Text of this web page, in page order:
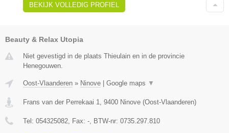
BEKIJK VOLLEDIG PROFIEL
Beauty & Relax Utopia
Niet gevestigd in de plaats Thieulain en in de provincie
Henegouwen.
Oost-Vlaanderen » Ninove | Google maps ▼
Frans van der Perrekaai 1 9400 Ninove (Oost-Vlaanderen)
Tel: 054325082 , Fax: - , BTW-nr: 0735.297.810